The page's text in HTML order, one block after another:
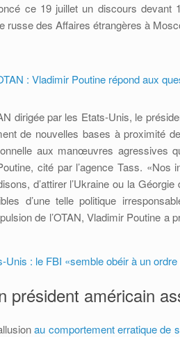
ce 19 juillet un discours devant
russe des Affaires étrangères à
: Vladimir Poutine répond aux
dirigée par les Etats-Unis, le
de nouvelles bases à proximité
aux manœuvres agressives
cité par l’agence Tass. «Nos
d’attirer l’Ukraine ou la Géorgie
d’une telle politique
de l’OTAN, Vladimir Poutine a
Unis : le FBI «semble obéir à un
président américain
au comportement erratique de